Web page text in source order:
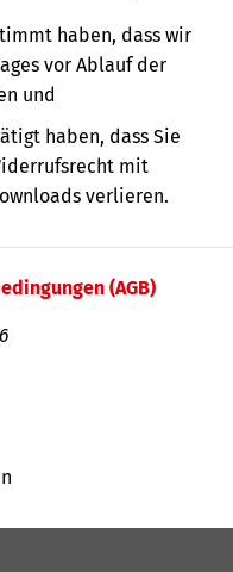
haben, dass wir
vor Ablauf der
und
haben, dass Sie
mit
verlieren.
(AGB)